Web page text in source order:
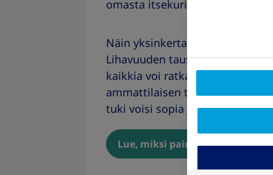
omasta itsekurista.
Näin yksinkertaista
Lihavuuden taustalla voi olla
kaikkia voi ratkaista vain
ammattilaisen tuki voi auttaa
tuki voisi sopia juuri omaan
Lue, miksi painonpudotus